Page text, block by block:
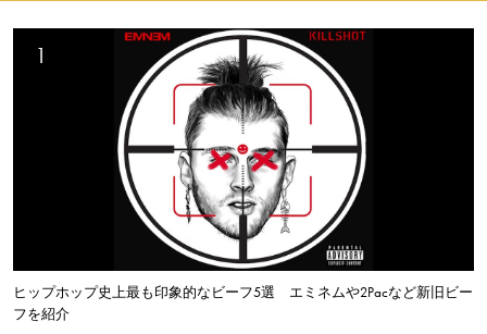
ヒップホップ史上最も印象的なビーフ5選 エミネムや2Pacなど新旧ビー
フを紹介